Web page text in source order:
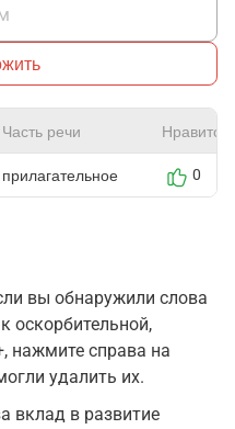
Часть речи Нравится
прилагательное 0
вы обнаружили слова
оскорбительной,
нажмите справа на
удалить их.
вклад в развитие